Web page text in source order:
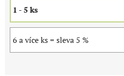
1 - 5 ks
6 a více ks = sleva 5 %